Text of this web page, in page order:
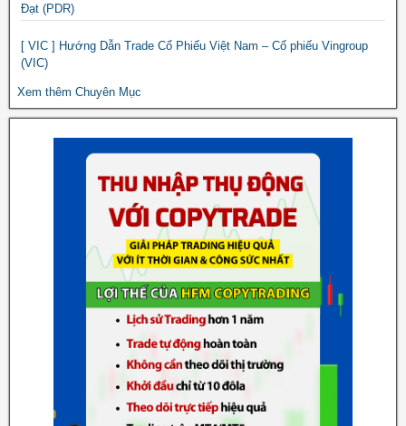
Đạt (PDR)
[ VIC ] Hướng Dẫn Trade Cổ Phiếu Việt Nam – Cổ phiếu Vingroup
(VIC)
Xem thêm Chuyên Mục